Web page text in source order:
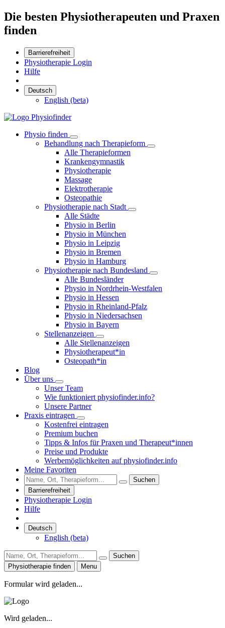
Die besten Physiotherapeuten und Praxen
finden
Barrierefreiheit
Physiotherapie Login
Hilfe
Deutsch
English (beta)
Physio finden
Behandlung nach Therapieform
Alle Therapieformen
Krankengymnastik
Physiotherapie
Massage
Elektrotherapie
Osteopathie
Physiotherapie nach Stadt
Alle Städte
Physio in Berlin
Physio in München
Physio in Leipzig
Physio in Bremen
Physio in Hamburg
Physiotherapie nach Bundesland
Alle Bundesländer
Physio in Nordrhein-Westfalen
Physio in Hessen
Physio in Rheinland-Pfalz
Physio in Niedersachsen
Physio in Bayern
Stellenanzeigen
Alle Stellenanzeigen
Physiotherapeut*in
Osteopath*in
Blog
Über uns
Unser Team
Wie funktioniert physiofinder.info?
Unsere Partner
Praxis eintragen
Kostenfrei eintragen
Premium buchen
Tipps & Infos für Praxen und Therapeut*innen
Preise und Produkte
Werbemöglichkeiten auf physiofinder.info
Meine Favoriten
Suchen
Barrierefreiheit
Physiotherapie Login
Hilfe
Deutsch
English (beta)
Suchen
Physiotherapie finden
Menu
Formular wird geladen...
Wird geladen...